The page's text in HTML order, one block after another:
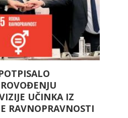
UČINKA IZ
RAVNOPRAVNOSTI